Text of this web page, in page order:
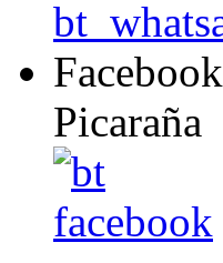
Facebook
Picaraña